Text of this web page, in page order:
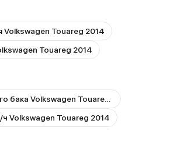
Volkswagen Touareg 2014
Touareg 2014
Volkswagen Touareg 2014